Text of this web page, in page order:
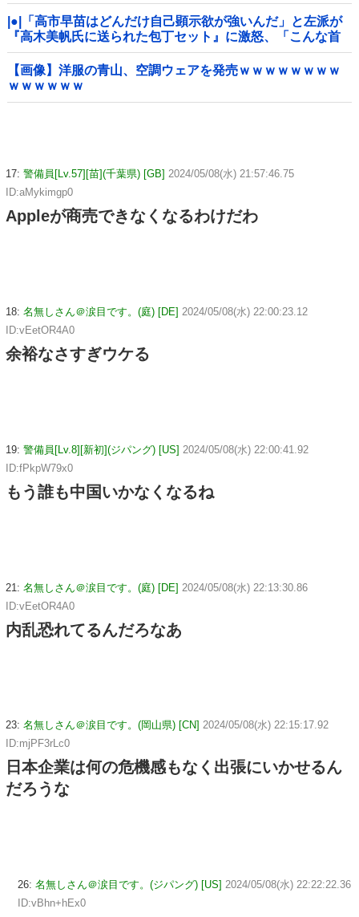
|●|「高市早苗はどんだけ自己顕示欲が強いんだ」と左派が
『高木美帆氏に送られた包丁セット』に激怒、「こんな首
相は見たことがない」と言い張るも……
【画像】洋服の青山、空調ウェアを発売ｗｗｗｗｗｗｗｗ
ｗｗｗｗｗｗ
17: 警備員[Lv.57][苗](千葉県) [GB] 2024/05/08(水) 21:57:46.75
ID:aMykimgp0
Appleが商売できなくなるわけだわ
18: 名無しさん＠涙目です。(庭) [DE] 2024/05/08(水) 22:00:23.12
ID:vEetOR4A0
余裕なさすぎウケる
19: 警備員[Lv.8][新初](ジパング) [US] 2024/05/08(水) 22:00:41.92
ID:fPkpW79x0
もう誰も中国いかなくなるね
21: 名無しさん＠涙目です。(庭) [DE] 2024/05/08(水) 22:13:30.86
ID:vEetOR4A0
内乱恐れてるんだろなあ
23: 名無しさん＠涙目です。(岡山県) [CN] 2024/05/08(水) 22:15:17.92
ID:mjPF3rLc0
日本企業は何の危機感もなく出張にいかせるん
だろうな
26: 名無しさん＠涙目です。(ジパング) [US] 2024/05/08(水) 22:22:22.36
ID:vBhn+hEx0